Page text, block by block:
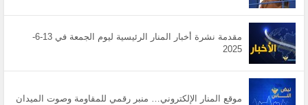
مقدمة نشرة أخبار المنار الرئيسية ليوم الجمعة في 13-6-
2025
موقع المنار الإلكتروني… منبر رقمي للمقاومة وصوت الميدان